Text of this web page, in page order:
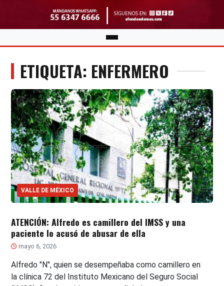
ETIQUETA: ENFERMERO
VALLE DE MÉXICO
ATENCIÓN: Alfredo es camillero del IMSS y una
paciente lo acusó de abusar de ella
mayo 6, 2026
Alfredo "N", quien se desempeñaba como camillero en
la clínica 72 del Instituto Mexicano del Seguro Social